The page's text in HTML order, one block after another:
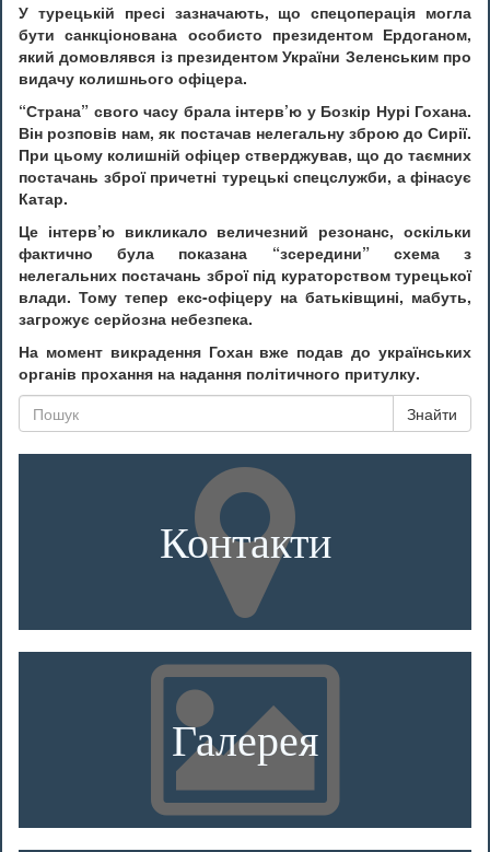
У турецькій пресі зазначають, що спецоперація могла
бути санкціонована особисто президентом Ердоганом,
який домовлявся із президентом України Зеленським про
видачу колишнього офіцера.
“Страна” свого часу брала інтерв’ю у Бозкір Нурі Гохана.
Він розповів нам, як постачав нелегальну зброю до Сирії.
При цьому колишній офіцер стверджував, що до таємних
постачань зброї причетні турецькі спецслужби, а фінасує
Катар.
Це інтерв’ю викликало величезний резонанс, оскільки
фактично була показана “зсередини” схема з
нелегальних постачань зброї під кураторством турецької
влади. Тому тепер екс-офіцеру на батьківщині, мабуть,
загрожує серйозна небезпека.
На момент викрадення Гохан вже подав до українських
органів прохання на надання політичного притулку.
Знайти
Контакти
Галерея